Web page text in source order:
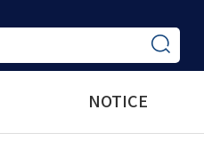
NOTICE